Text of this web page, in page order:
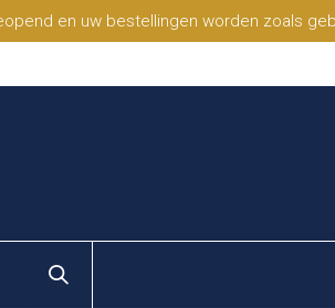
en uw bestellingen worden zoals